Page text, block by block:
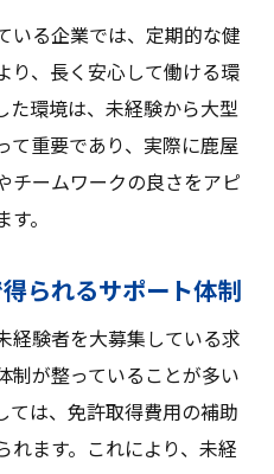
いる企業では、定期的な健
り、長く安心して働ける環
た環境は、未経験から大型
て重要であり、実際に鹿屋
チームワークの良さをアピ
。
られるサポート体制
経験者を大募集している求
制が整っていることが多い
ては、免許取得費用の補助
れます。これにより、未経